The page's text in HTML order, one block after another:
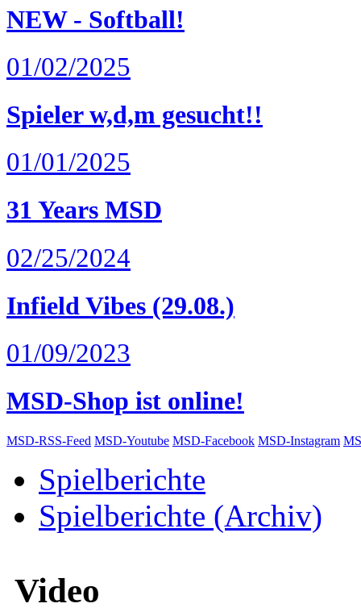
NEW - Softball!
01/02/2025
Spieler w,d,m gesucht!!
01/01/2025
31 Years MSD
02/25/2024
Infield Vibes (29.08.)
01/09/2023
MSD-Shop ist online!
MSD-RSS-Feed MSD-Youtube MSD-Facebook MSD-Instagram
Spielberichte
Spielberichte (Archiv)
Video